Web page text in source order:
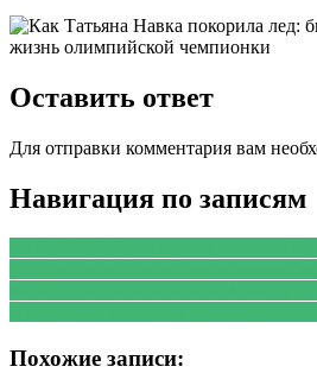
Оставить ответ
Для отправки комментария вам
Навигация по записям
Похожие записи: